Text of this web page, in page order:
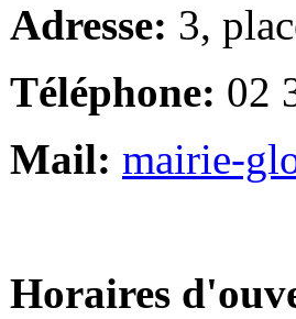
Adresse: 3,
Téléphone: 02
Mail: mairie-
Horaires